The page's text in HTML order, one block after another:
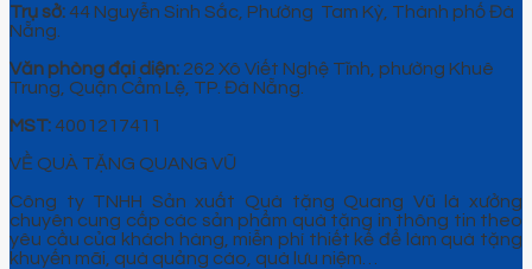
Trụ sở: 44 Nguyễn Sinh Sắc, Phường Tam Kỳ, Thành phố Đà
Nẵng.
Văn phòng đại diện: 262 Xô Viết Nghệ Tĩnh, phường Khuê
Trung, Quận Cẩm Lệ, TP. Đà Nẵng.
MST: 4001217411
VỀ QUÀ TẶNG QUANG VŨ
Công ty TNHH Sản xuất Quà tặng Quang Vũ là xưởng
chuyên cung cấp các sản phẩm quà tặng in thông tin theo
yêu cầu của khách hàng, miễn phí thiết kế để làm quà tặng
khuyến mãi, quà quảng cáo, quà lưu niệm…